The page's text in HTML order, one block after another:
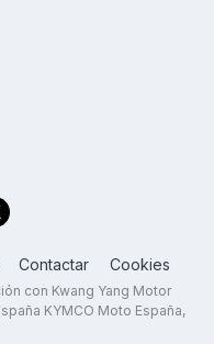
Contactar Cookies
con Kwang Yang Motor
KYMCO Moto España,